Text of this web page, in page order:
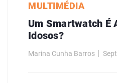
MULTIMÉDIA
Um Smartwatch É
Idosos?
Marina Cunha Barros